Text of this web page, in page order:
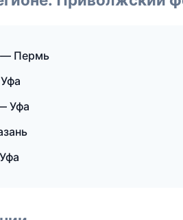
— Пермь
Уфа